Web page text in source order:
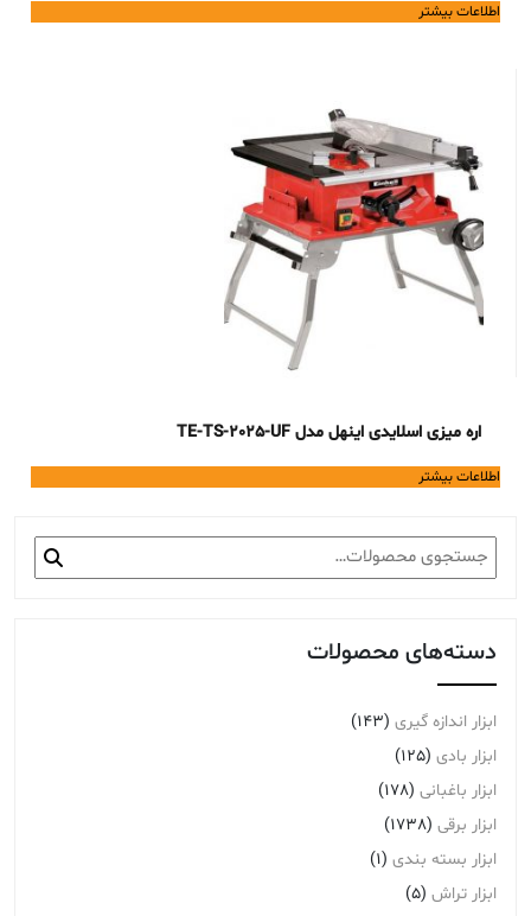
اطلاعات بیشتر
اره میزی اسلایدی اینهل مدل TE-TS-2025-UF
اطلاعات بیشتر
جستجو
برای:
دسته‌های محصولات
ابزار اندازه گیری (143)
ابزار بادی (125)
ابزار باغبانی (178)
ابزار برقی (1738)
ابزار بسته بندی (1)
ابزار تراش (5)